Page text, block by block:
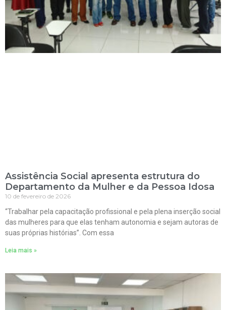
Assistência Social apresenta estrutura do
Departamento da Mulher e da Pessoa Idosa
10 de fevereiro de 2026
“Trabalhar pela capacitação profissional e pela plena inserção social
das mulheres para que elas tenham autonomia e sejam autoras de
suas próprias histórias”. Com essa
Leia mais »